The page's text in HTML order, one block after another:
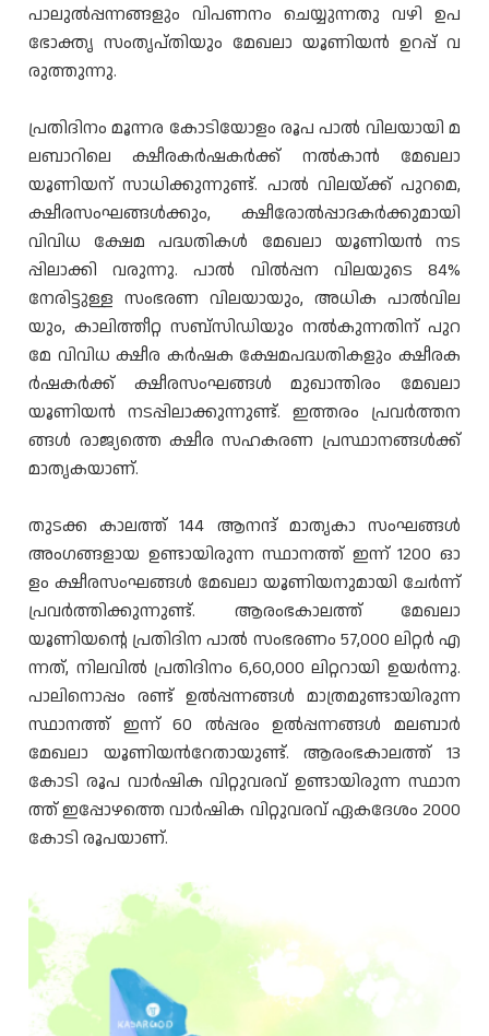
പാലുൽപ്പന്നങ്ങളും വിപണനം ചെയ്യുന്നതു വഴി ഉപ
ഭോക്തൃ സംതൃപ്തിയും മേഖലാ യൂണിയൻ ഉറപ്പ് വ
രുത്തുന്നു.
പ്രതിദിനം മൂന്നര കോടിയോളം രൂപ പാൽ വിലയായി മ
ലബാറിലെ ക്ഷീരകർഷകർക്ക് നൽകാൻ മേഖലാ
യൂണിയന് സാധിക്കുന്നുണ്ട്. പാൽ വിലയ്ക്ക് പുറമെ,
ക്ഷീരസംഘങ്ങൾക്കും, ക്ഷീരോൽപ്പാദകർക്കുമായി
വിവിധ ക്ഷേമ പദ്ധതികൾ മേഖലാ യൂണിയൻ നട
പ്പിലാക്കി വരുന്നു. പാൽ വിൽപ്പന വിലയുടെ 84%
നേരിട്ടുള്ള സംഭരണ വിലയായും, അധിക പാൽവില
യും, കാലിത്തീറ്റ സബ്സിഡിയും നൽകുന്നതിന് പുറ
മേ വിവിധ ക്ഷീര കർഷക ക്ഷേമപദ്ധതികളും ക്ഷീരക
ർഷകർക്ക് ക്ഷീരസംഘങ്ങൾ മുഖാന്തിരം മേഖലാ
യൂണിയൻ നടപ്പിലാക്കുന്നുണ്ട്. ഇത്തരം പ്രവർത്തന
ങ്ങൾ രാജ്യത്തെ ക്ഷീര സഹകരണ പ്രസ്ഥാനങ്ങൾക്ക്
മാതൃകയാണ്.
തുടക്ക കാലത്ത് 144 ആനന്ദ് മാതൃകാ സംഘങ്ങൾ
അംഗങ്ങളായ ഉണ്ടായിരുന്ന സ്ഥാനത്ത് ഇന്ന് 1200 ഓ
ളം ക്ഷീരസംഘങ്ങൾ മേഖലാ യൂണിയനുമായി ചേർന്ന്
പ്രവർത്തിക്കുന്നുണ്ട്. ആരംഭകാലത്ത് മേഖലാ
യൂണിയൻ്റെ പ്രതിദിന പാൽ സംഭരണം 57,000 ലിറ്റർ എ
ന്നത്, നിലവിൽ പ്രതിദിനം 6,60,000 ലിറ്ററായി ഉയർന്നു.
പാലിനൊപ്പം രണ്ട് ഉൽപ്പന്നങ്ങൾ മാത്രമുണ്ടായിരുന്ന
സ്ഥാനത്ത് ഇന്ന് 60 ൽപ്പരം ഉൽപ്പന്നങ്ങൾ മലബാർ
മേഖലാ യൂണിയൻറേതായുണ്ട്. ആരംഭകാലത്ത് 13
കോടി രൂപ വാർഷിക വിറ്റുവരവ് ഉണ്ടായിരുന്ന സ്ഥാന
ത്ത് ഇപ്പോഴത്തെ വാർഷിക വിറ്റുവരവ് ഏകദേശം 2000
കോടി രൂപയാണ്.